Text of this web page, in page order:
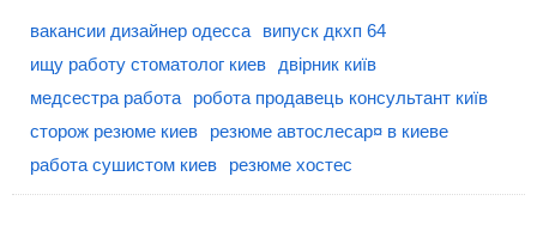
вакансии дизайнер одесса
випуск дкхп 64
ищу работу стоматолог киев
двірник київ
медсестра работа
робота продавець консультант київ
сторож резюме киев
резюме автослесар¤ в киеве
работа сушистом киев
резюме хостес